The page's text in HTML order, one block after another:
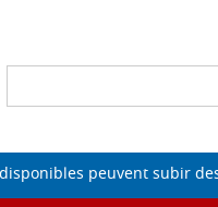
peuvent subir